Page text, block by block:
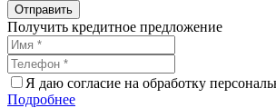
Получить кредитное предложение
Я даю согласие на обработку
Подробнее